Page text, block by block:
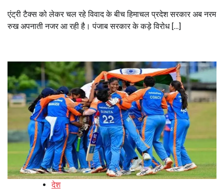
एंट्री टैक्स को लेकर चल रहे विवाद के बीच हिमाचल प्रदेश सरकार अब नरम
रुख अपनाती नजर आ रही है। पंजाब सरकार के कड़े विरोध […]
देश